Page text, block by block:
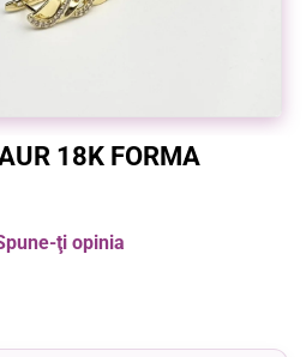
18K FORMA
ţi opinia